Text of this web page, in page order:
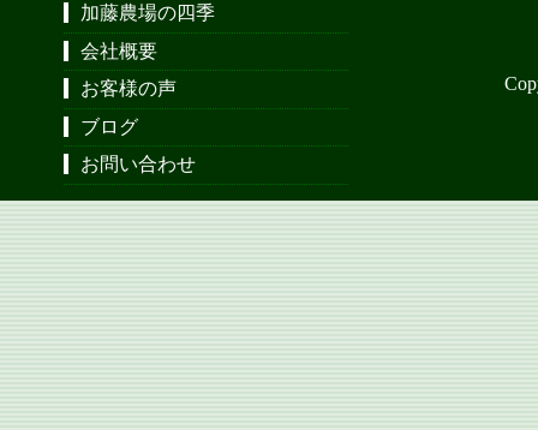
加藤農場の四季
会社概要
お客様の声
ブログ
お問い合わせ